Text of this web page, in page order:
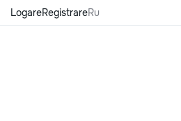
LogareRegistrareRu